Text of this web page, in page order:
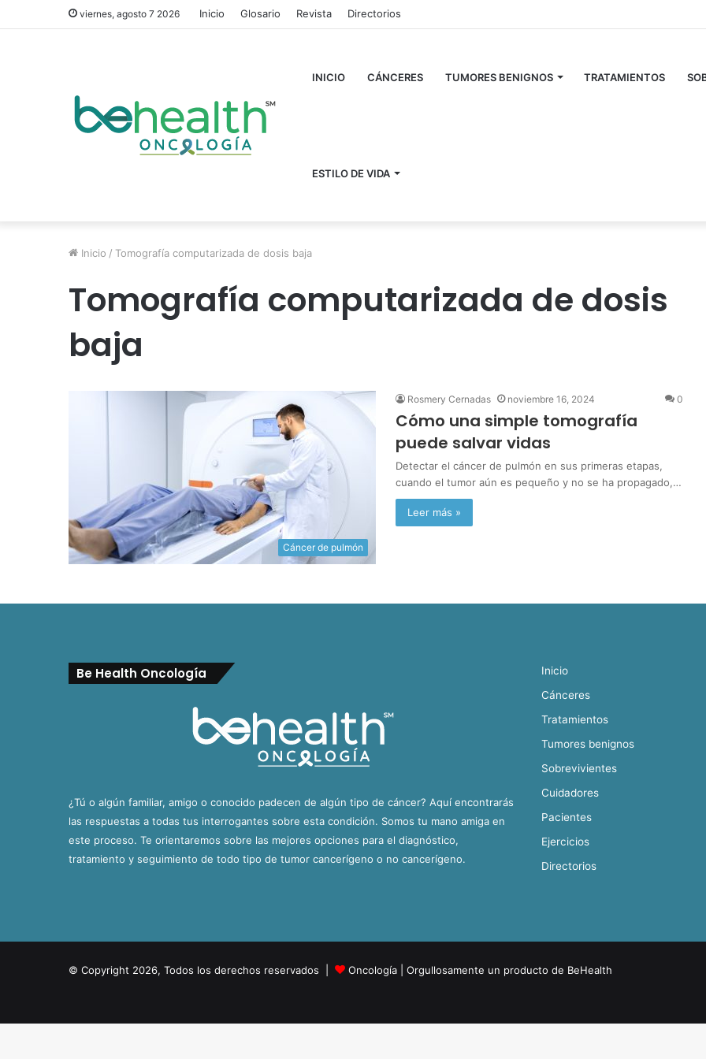
viernes, agosto 7 2026 Inicio Glosario Revista Directorios
INICIO CÁNCERES TUMORES BENIGNOS TRATAMIENTOS
ESTILO DE VIDA
Inicio / Tomografía computarizada de dosis baja
Tomografía computarizada de dosis
baja
Cáncer de pulmón
Rosmery Cernadas noviembre 16, 2024 0
Cómo una simple tomografía
puede salvar vidas
Detectar el cáncer de pulmón en sus primeras etapas,
cuando el tumor aún es pequeño y no se ha propagado,…
Leer más »
Be Health Oncología
¿Tú o algún familiar, amigo o conocido padecen de algún tipo de cáncer? Aquí encontrarás
las respuestas a todas tus interrogantes sobre esta condición. Somos tu mano amiga en
este proceso. Te orientaremos sobre las mejores opciones para el diagnóstico,
tratamiento y seguimiento de todo tipo de tumor cancerígeno o no cancerígeno.
Inicio
Cánceres
Tratamientos
Tumores benignos
Sobrevivientes
Cuidadores
Pacientes
Ejercicios
Directorios
© Copyright 2026, Todos los derechos reservados | Oncología | Orgullosamente un producto de BeHealth